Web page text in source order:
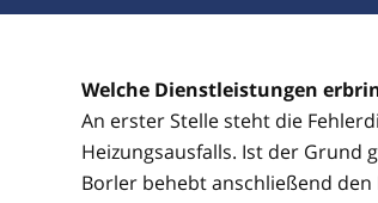
Welche Dienstleistungen
An erster Stelle steht die
Heizungsausfalls. Ist der Grund
Borler behebt anschließend